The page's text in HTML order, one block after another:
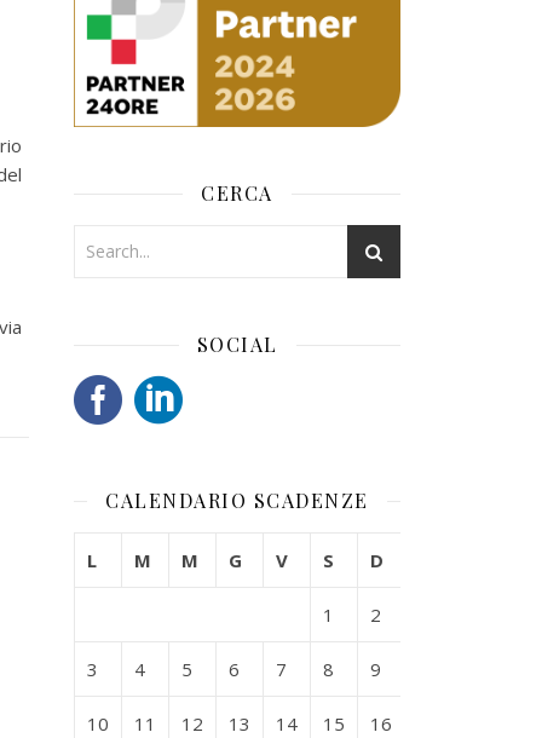
CERCA
SOCIAL
CALENDARIO SCADENZE
L M M G V S D
1 2
3 4 5 6 7 8 9
10 11 12 13 14 15 16